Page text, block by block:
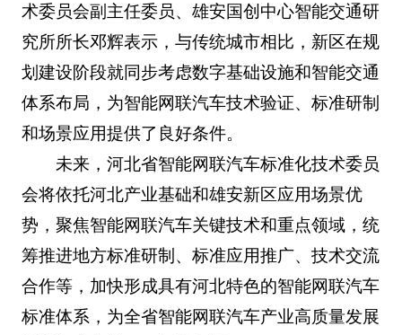
术委员会副主任委员、雄安国创中心智能交通研
究所所长邓辉表示，与传统城市相比，新区在规
划建设阶段就同步考虑数字基础设施和智能交通
体系布局，为智能网联汽车技术验证、标准研制
和场景应用提供了良好条件。
未来，河北省智能网联汽车标准化技术委员
会将依托河北产业基础和雄安新区应用场景优
势，聚焦智能网联汽车关键技术和重点领域，统
筹推进地方标准研制、标准应用推广、技术交流
合作等，加快形成具有河北特色的智能网联汽车
标准体系，为全省智能网联汽车产业高质量发展